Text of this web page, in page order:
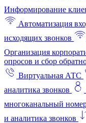
Информирование
Автоматизация
исходящих звонков
Организация
опросов и сбор
Виртуальная АТС
аналитика звонков
многоканальный
и аналитика звонков